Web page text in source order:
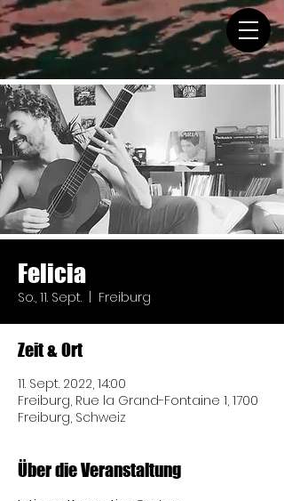
Felicia
So., 11. Sept. Freiburg
Zeit & Ort
11. Sept. 2022, 14:00
Freiburg, Rue la Grand-Fontaine 1, 1700
Freiburg, Schweiz
Über die Veranstaltung